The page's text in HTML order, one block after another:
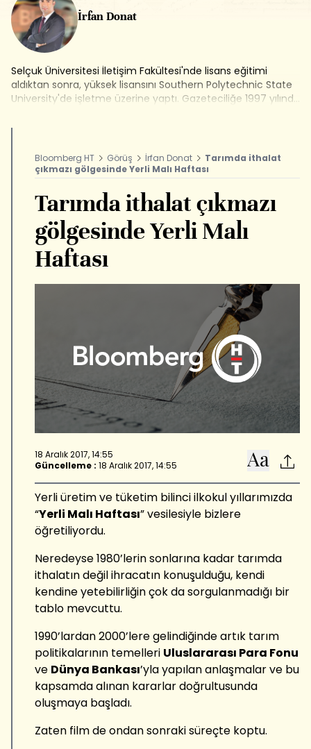
İrfan Donat
Selçuk Üniversitesi İletişim Fakültesi'nde lisans eğitimi
aldıktan sonra, yüksek lisansını Southern Polytechnic State
University'de işletme üzerine yaptı. Gazeteciliğe 1997 yılında
Sabah Gazetesi'nde ekonomi editörü olarak çalıştı. Enerji,
röportajlara imza attı. 2013 yılından bu yana Bloomberg
HT'de tarım editörü olarak görev alıyor. Bloomberg HT
Televizyonu'nda Tarım Analiz, Akıllı Tarım ve Mevsiminde
Tarım programlarını hazırlayıp sunuyor. İrfan Donat,
www.bloomberght.com sitesinde de tarım ve gıda
sektörüne yönelik köşe yazıları yazıyor.
Bloomberg HT Görüş İrfan Donat
Tarımda ithalat
çıkmazı gölgesinde Yerli Malı Haftası
Tarımda ithalat çıkmazı
gölgesinde Yerli Malı
Haftası
18 Aralık 2017, 14:55
Güncelleme : 18 Aralık 2017, 14:55
Yerli üretim ve tüketim bilinci ilkokul yıllarımızda
“Yerli Malı Haftası” vesilesiyle bizlere
öğretiliyordu.
Neredeyse 1980’lerin sonlarına kadar tarımda
ithalatın değil ihracatın konuşulduğu, kendi
kendine yetebilirliğin çok da sorgulanmadığı bir
tablo mevcuttu.
1990’lardan 2000’lere gelindiğinde artık tarım
politikalarının temelleri Uluslararası Para Fonu
ve Dünya Bankası’yla yapılan anlaşmalar ve bu
kapsamda alınan kararlar doğrultusunda
oluşmaya başladı.
Zaten film de ondan sonraki süreçte koptu.